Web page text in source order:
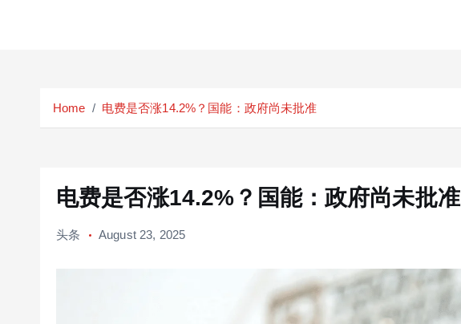
Home 电费是否涨14.2%？国能：政府尚未批准
电费是否涨14.2%？国能：政府尚未批准
头条 August 23, 2025